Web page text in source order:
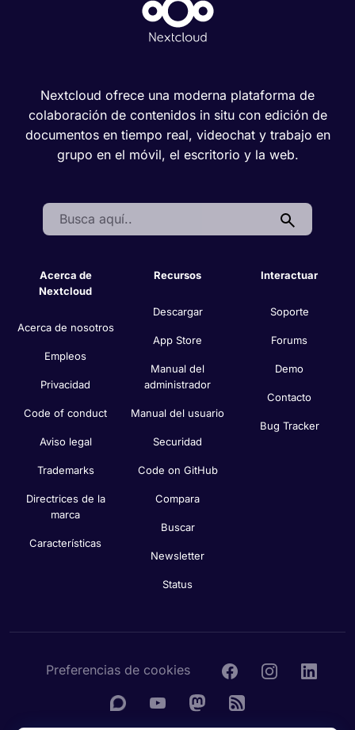
Nextcloud ofrece una moderna plataforma de
colaboración de contenidos in situ con edición de
documentos en tiempo real, videochat y trabajo en
grupo en el móvil, el escritorio y la web.
Search:
Acerca de
Nextcloud
Acerca de nosotros
Empleos
Privacidad
Code of conduct
Aviso legal
Trademarks
Directrices de la
marca
Características
Recursos
Descargar
App Store
Manual del
administrador
Manual del usuario
Securidad
Code on GitHub
Compara
Buscar
Newsletter
Status
Interactuar
Soporte
Forums
Demo
Contacto
Bug Tracker
Preferencias de cookies